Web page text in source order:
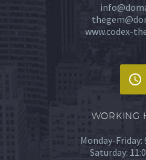
www.codex-


WORKING
Monday-Friday:
Saturday: